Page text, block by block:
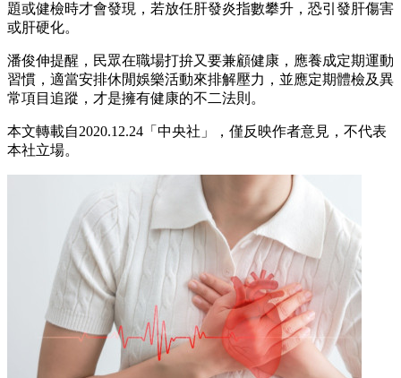
題或健檢時才會發現，若放任肝發炎指數攀升，恐引發肝傷害
或肝硬化。
潘俊伸提醒，民眾在職場打拚又要兼顧健康，應養成定期運動
習慣，適當安排休閒娛樂活動來排解壓力，並應定期體檢及異
常項目追蹤，才是擁有健康的不二法則。
本文轉載自2020.12.24「中央社」，僅反映作者意見，不代表
本社立場。